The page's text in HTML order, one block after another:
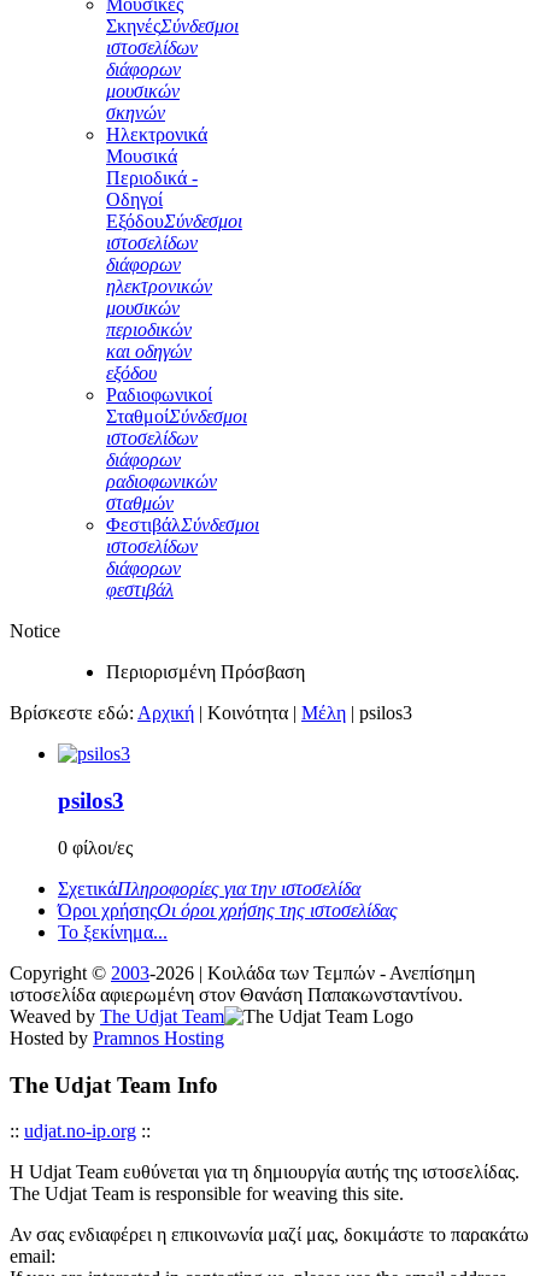
Μουσικές
ΣκηνέςΣύνδεσμοι
ιστοσελίδων
διάφορων
μουσικών
σκηνών
Ηλεκτρονικά
Μουσικά
Περιοδικά -
Οδηγοί
ΕξόδουΣύνδεσμοι
ιστοσελίδων
διάφορων
ηλεκτρονικών
μουσικών
περιοδικών
και οδηγών
εξόδου
Ραδιοφωνικοί
ΣταθμοίΣύνδεσμοι
ιστοσελίδων
διάφορων
ραδιοφωνικών
σταθμών
ΦεστιβάλΣύνδεσμοι
ιστοσελίδων
διάφορων
φεστιβάλ
Notice
Περιορισμένη Πρόσβαση
Βρίσκεστε εδώ: Αρχική | Κοινότητα | Μέλη | psilos3
psilos3
0 φίλοι/ες
ΣχετικάΠληροφορίες για την ιστοσελίδα
Όροι χρήσηςΟι όροι χρήσης της ιστοσελίδας
Το ξεκίνημα...
Copyright © 2003-2026 | Κοιλάδα των Τεμπών - Ανεπίσημη
ιστοσελίδα αφιερωμένη στον Θανάση Παπακωνσταντίνου.
Weaved by The Udjat Team
Hosted by Pramnos Hosting
The Udjat Team Info
:: udjat.no-ip.org ::
Η Udjat Team ευθύνεται για τη δημιουργία αυτής της ιστοσελίδας.
The Udjat Team is responsible for weaving this site.
Αν σας ενδιαφέρει η επικοινωνία μαζί μας, δοκιμάστε το παρακάτω
email: